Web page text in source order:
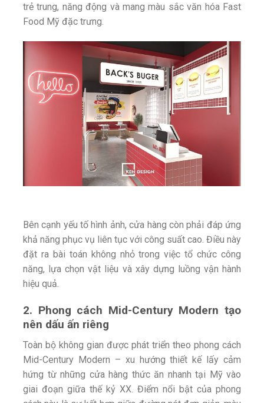
trẻ trung, năng động và mang màu sắc văn hóa Fast
Food Mỹ đặc trưng.
Bên cạnh yếu tố hình ảnh, cửa hàng còn phải đáp ứng
khả năng phục vụ liên tục với công suất cao. Điều này
đặt ra bài toán không nhỏ trong việc tổ chức công
năng, lựa chọn vật liệu và xây dựng luồng vận hành
hiệu quả.
2. Phong cách Mid-Century Modern tạo
nên dấu ấn riêng
Toàn bộ không gian được phát triển theo phong cách
Mid-Century Modern – xu hướng thiết kế lấy cảm
hứng từ những cửa hàng thức ăn nhanh tại Mỹ vào
giai đoạn giữa thế kỷ XX. Điểm nổi bật của phong